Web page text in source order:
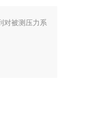
对被测压力系